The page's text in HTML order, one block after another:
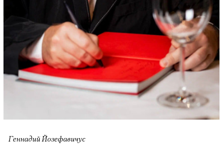
Геннадий Йозефавичус